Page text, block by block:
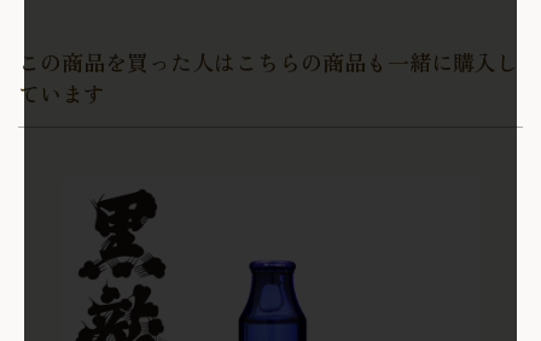
この商品を買った人はこちらの商品も一緒に購入し
ています